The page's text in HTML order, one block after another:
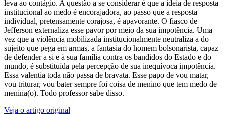
leva ao contágio. A questão a se considerar é que a ideia de resposta
institucional ao medo é encorajadora, ao passo que a resposta
individual, pretensamente corajosa, é apavorante. O fiasco de
Jefferson externaliza esse pavor por meio da sua impotência. Uma
vez que a violência mobilizada institucionalmente neutraliza a do
sujeito que pega em armas, a fantasia do homem bolsonarista, capaz
de defender a si e à sua família contra os bandidos do Estado e do
mundo, é substituída pela percepção de sua inequívoca impotência.
Essa valentia toda não passa de bravata. Esse papo de vou matar,
vou triturar, vou bater sempre foi coisa de menino que tem medo de
menina(o). Todo professor sabe disso.
Veja o artigo original